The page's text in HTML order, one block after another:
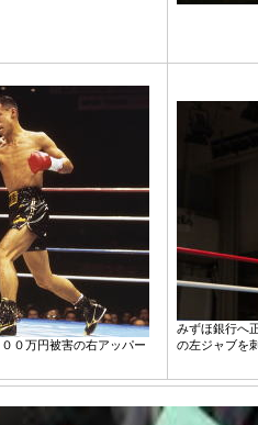
０万円被害の右アッパー
みずほ銀行へ
の左ジャブを